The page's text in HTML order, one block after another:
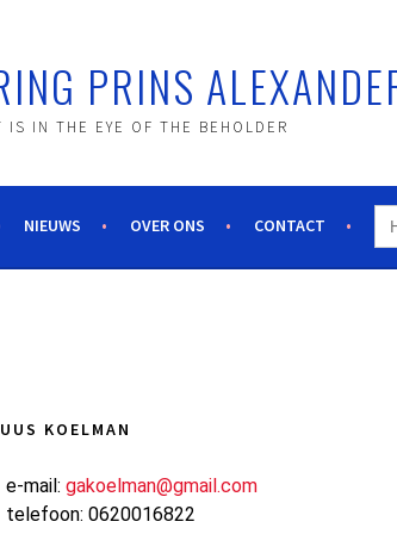
PRINS
IS IN THE EYE OF THE BEHOLDER
NIEUWS OVER ONS CONTACT
KOELMAN
e-mail:gakoelman@gmail.com
telefoon: 0620016822